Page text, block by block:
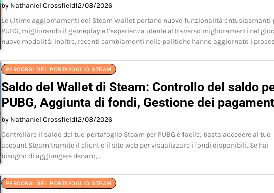
by Nathaniel Crossfield12/03/2026
Le ultime aggiornamenti del Steam Wallet portano nuove funzionalità entusiasmanti
PUBG, migliorando il gameplay e l’esperienza utente attraverso miglioramenti nel
nuove modalità. Inoltre, recenti cambiamenti nelle politiche hanno aggiornato i
PERCORSI DEL PORTAFOGLIO STEAM
Saldo del Wallet di Steam: Controllo del saldo
PUBG, Aggiunta di fondi, Gestione dei
by Nathaniel Crossfield12/03/2026
Controllare il saldo del tuo portafoglio Steam per PUBG è facile; basta accedere al tuo
account Steam tramite il client o il sito web per visualizzare i fondi disponibili. Se hai
bisogno di aggiungere denaro,…
PERCORSI DEL PORTAFOGLIO STEAM